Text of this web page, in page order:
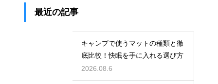
最近の記事
キャンプで使うマットの種類と徹
底比較！快眠を手に入れる選び方
2026.08.6